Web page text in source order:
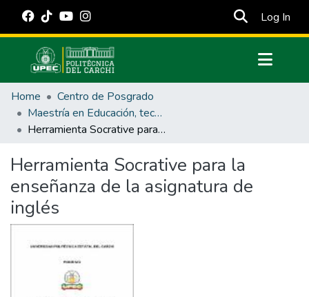
Log In
Communities & Collections
All of DSpace
Statistics
Estadísticas Externas
Manuales
Home
Centro de Posgrado
Maestría en Educación, tecnología e innovación.
Herramienta Socrative para la enseñanza de la asignatura de inglés
Herramienta Socrative para la
enseñanza de la asignatura de
inglés